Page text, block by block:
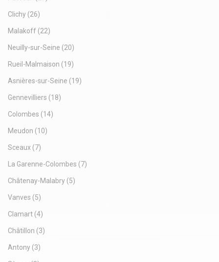
Clichy (26)
Malakoff (22)
Neuilly-sur-Seine (20)
Rueil-Malmaison (19)
Asnières-sur-Seine (19)
Gennevilliers (18)
Colombes (14)
Meudon (10)
Sceaux (7)
La Garenne-Colombes (7)
Châtenay-Malabry (5)
Vanves (5)
Clamart (4)
Châtillon (3)
Antony (3)